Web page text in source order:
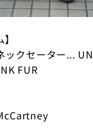
ックセーター...
FUR